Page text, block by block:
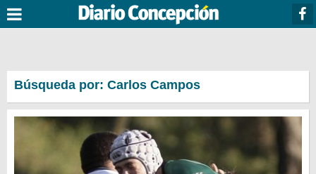
Búsqueda por: Carlos Campos